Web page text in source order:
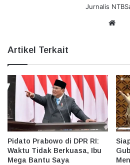
Jurnalis
Artikel Terkait
Pidato Prabowo di DPR RI:
Waktu Tidak Berkuasa, Ibu
Mega Bantu Saya